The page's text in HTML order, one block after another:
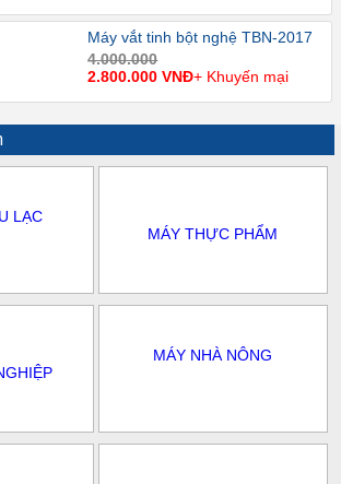
Máy vắt tinh bột nghệ TBN-2017
4.000.000
2.800.000 VNĐ+ Khuyến mại
LẠC
MÁY THỰC PHẨM
MÁY NHÀ NÔNG